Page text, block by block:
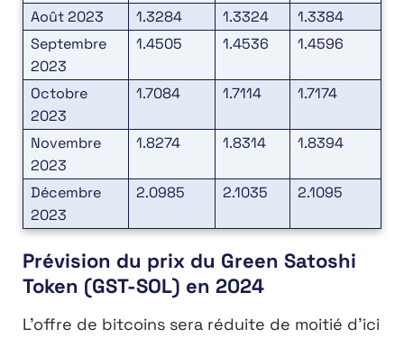
Août 2023
1.3284 1.3324
1.3384
Septembre
2023
1.4505 1.4536 1.4596
Octobre
2023
1.7084 1.7114 1.7174
Novembre
2023
1.8274 1.8314 1.8394
Décembre
2023
2.0985 2.1035 2.1095
Prévision du prix du Green Satoshi
Token (GST-SOL) en 2024
L’offre de bitcoins sera réduite de moitié d’ici